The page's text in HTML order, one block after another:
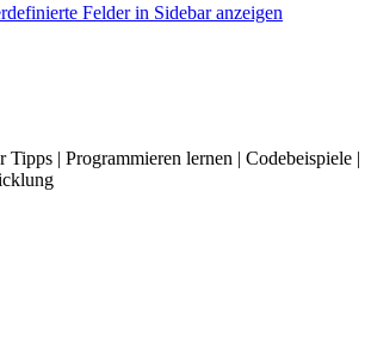
Felder in Sidebar anzeigen
Tipps | Programmieren lernen | Codebeispiele |